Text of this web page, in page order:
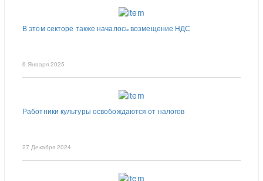
В этом секторе также началось возмещение НДС
6 Января 2025
Работники культуры освобождаются от налогов
27 Декабря 2024